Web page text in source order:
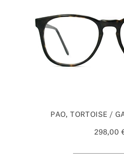
PAO, TORTOISE /
298,00